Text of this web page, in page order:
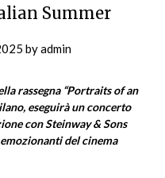
Summer
byadmin
rassegna “Portraits of an
eseguirà un concerto
con Steinway & Sons
del cinema